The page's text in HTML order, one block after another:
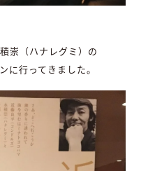
崇（ハナレグミ）の
に行ってきました。